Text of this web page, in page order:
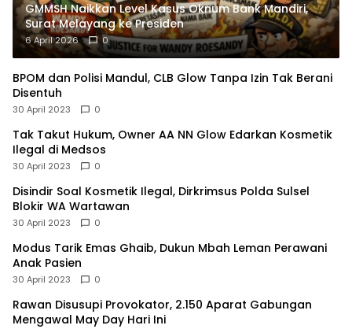
GMMSH Naikkan Level Kasus Oknum Bank Mandiri,
Surat Melayang ke Presiden
6 April 2026 0
BPOM dan Polisi Mandul, CLB Glow Tanpa Izin Tak Berani
Disentuh
30 April 2023 0
Tak Takut Hukum, Owner AA NN Glow Edarkan Kosmetik
Ilegal di Medsos
30 April 2023 0
Disindir Soal Kosmetik Ilegal, Dirkrimsus Polda Sulsel
Blokir WA Wartawan
30 April 2023 0
Modus Tarik Emas Ghaib, Dukun Mbah Leman Perawani
Anak Pasien
30 April 2023 0
Rawan Disusupi Provokator, 2.150 Aparat Gabungan
Mengawal May Day Hari Ini